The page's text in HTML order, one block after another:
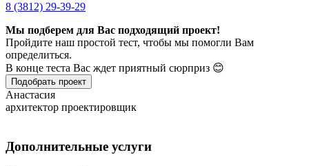
8 (3812) 29-39-29
Мы подберем для Вас подходящий проект!
Пройдите наш простой тест, чтобы мы помогли Вам
определиться.
В конце теста Вас ждет приятный сюрприз 😊
Подобрать проект
Анастасия
архитектор проектировщик
Дополнительные услуги